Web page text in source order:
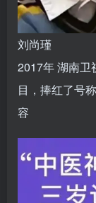
刘尚瑾
2017年湖南卫
目，捧红了号
容